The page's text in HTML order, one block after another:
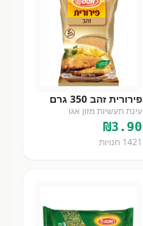
פירורית זהב 350 גרם
עינת תעשיות מזון אגו
₪3.90
1421 חנויות